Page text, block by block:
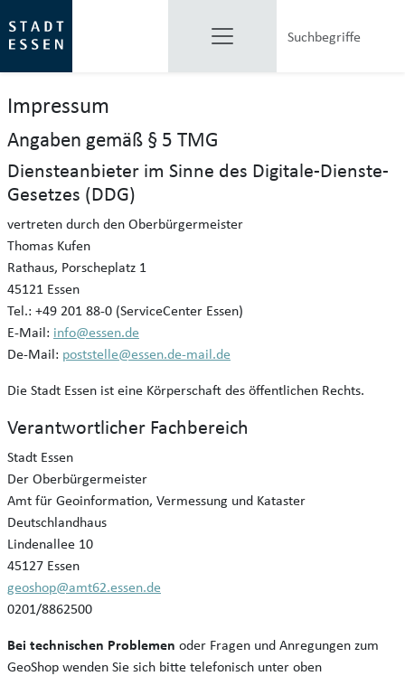
Impressum
Angaben gemäß § 5 TMG
Diensteanbieter im Sinne des Digitale-Dienste-
Gesetzes (DDG)
vertreten durch den Oberbürgermeister
Thomas Kufen
Rathaus, Porscheplatz 1
45121 Essen
Tel.: +49 201 88-0 (ServiceCenter Essen)
E-Mail: info@essen.de
De-Mail: poststelle@essen.de-mail.de
Die Stadt Essen ist eine Körperschaft des öffentlichen Rechts.
Verantwortlicher Fachbereich
Stadt Essen
Der Oberbürgermeister
Amt für Geoinformation, Vermessung und Kataster
Deutschlandhaus
Lindenallee 10
45127 Essen
geoshop@amt62.essen.de
0201/8862500
Bei technischen Problemen oder Fragen und Anregungen zum
GeoShop wenden Sie sich bitte telefonisch unter oben